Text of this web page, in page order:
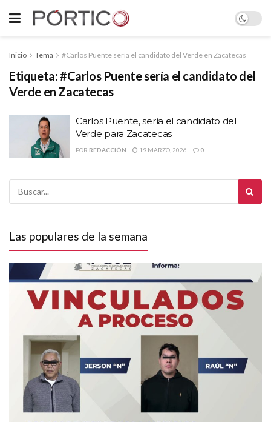
Inicio Tema #Carlos Puente sería el candidato del Verde en Zacatecas
Etiqueta:#Carlos Puente sería el candidato del
Verde en Zacatecas
Carlos Puente, sería el candidato del
Verde para Zacatecas
POR REDACCIÓN 19 MARZO, 2026 0
Las populares de la semana